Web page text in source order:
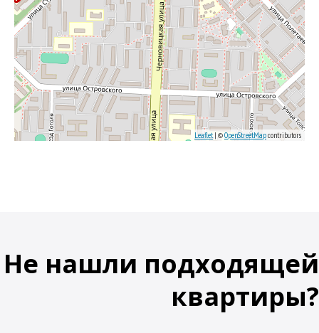
Leaflet| ©OpenStreetMapcontributors
Не нашли подходящей
квартиры?